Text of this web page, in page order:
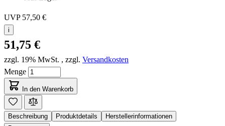
UVP 57,50 €
i
51,75 €
zzgl. 19% MwSt. , zzgl. Versandkosten
Menge
In den Warenkorb
Beschreibung Produktdetails
Herstellerinformationen